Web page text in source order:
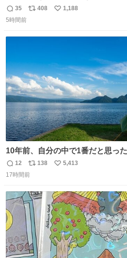
で海外にいる中国人の監視をはじ
があれば帰国命令を出しはじめた
返
信
35
リ
408
い
1,188
5時間前
10年前、自分の中で1番だと思っ
ない
返
信
12
リ
ポ
ト
数
138
い
数
5,413
17時間前